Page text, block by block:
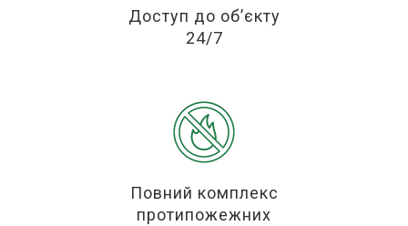
Доступ до об’єкту
24/7
Повний комплекс
протипожежних